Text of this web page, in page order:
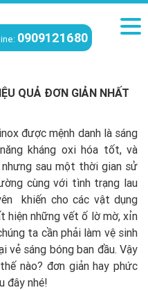
0909121680
304 hiệu quả đơn giản nhất chỉ
QUẢ ĐƠN GIẢN NHẤT
được mệnh danh là sáng
kháng oxi hóa tốt, và
sau một thời gian sử
cùng với tình trạng lau
khiến cho các vật dụng
hiện những vết ố lờ mờ, xỉn
ta cần phải làm vệ sinh
vẻ sáng bóng ban đầu. Vậy
nào? đơn giản hay phức
sau đây nhé!